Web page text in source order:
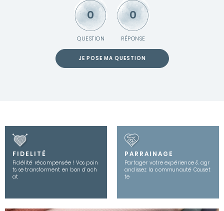
0
QUESTION
0
RÉPONSE
JE POSE MA QUESTION
FIDELITÉ
Fidélité récompensée ! Vos poin
ts se transforment en bon d’ach
at
PARRAINAGE
Partager votre expérience & agr
andissez la communauté Couset
te